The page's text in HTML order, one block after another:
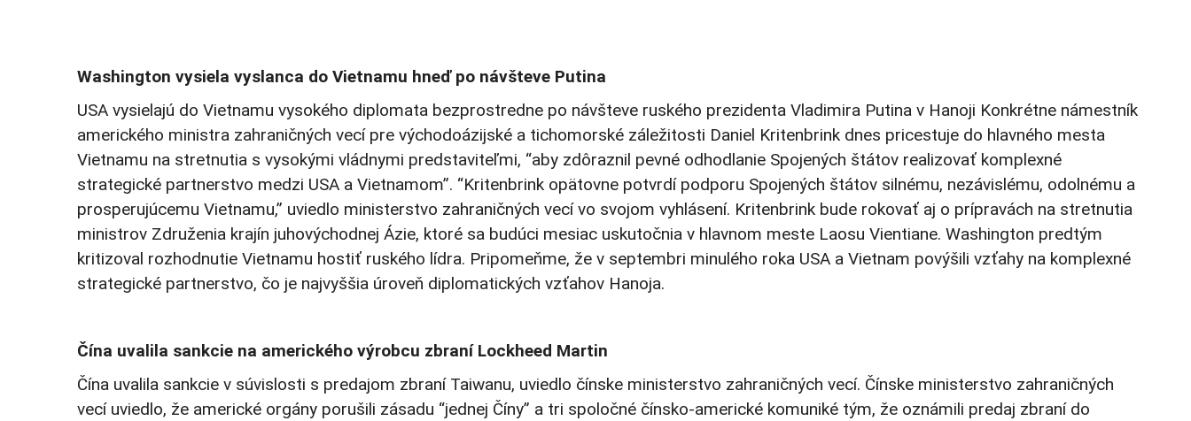
Washington vysiela vyslanca do Vietnamu hneď po návšteve Putina
USA vysielajú do Vietnamu vysokého diplomata bezprostredne po návšteve ruského prezidenta Vladimira Putina v Hanoji Konkrétne námestník
amerického ministra zahraničných vecí pre východoázijské a tichomorské záležitosti Daniel Kritenbrink dnes pricestuje do hlavného mesta
Vietnamu na stretnutia s vysokými vládnymi predstaviteľmi, “aby zdôraznil pevné odhodlanie Spojených štátov realizovať komplexné
strategické partnerstvo medzi USA a Vietnamom”. “Kritenbrink opätovne potvrdí podporu Spojených štátov silnému, nezávislému, odolnému a
prosperujúcemu Vietnamu,” uviedlo ministerstvo zahraničných vecí vo svojom vyhlásení. Kritenbrink bude rokovať aj o prípravách na stretnutia
ministrov Združenia krajín juhovýchodnej Ázie, ktoré sa budúci mesiac uskutočnia v hlavnom meste Laosu Vientiane. Washington predtým
kritizoval rozhodnutie Vietnamu hostiť ruského lídra. Pripomeňme, že v septembri minulého roka USA a Vietnam povýšili vzťahy na komplexné
strategické partnerstvo, čo je najvyššia úroveň diplomatických vzťahov Hanoja.
Čína uvalila sankcie na amerického výrobcu zbraní Lockheed Martin
Čína uvalila sankcie v súvislosti s predajom zbraní Taiwanu, uviedlo čínske ministerstvo zahraničných vecí. Čínske ministerstvo zahraničných
vecí uviedlo, že americké orgány porušili zásadu “jednej Číny” a tri spoločné čínsko-americké komuniké tým, že oznámili predaj zbraní do